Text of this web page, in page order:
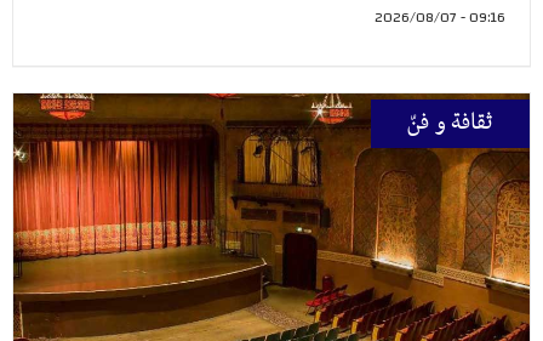
09:16 - 2026/08/07
ثقافة و فنّ